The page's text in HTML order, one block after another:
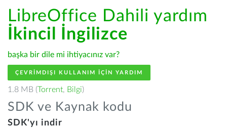
LibreOffice Dahili yardım
İkincil İngilizce
başka bir dile mi ihtiyacınız var?
ÇEVRIMDIŞI KULLANIM IÇIN YARDIM
1.8 MB (Torrent, Bilgi)
SDK ve Kaynak kodu
SDK'yı indir